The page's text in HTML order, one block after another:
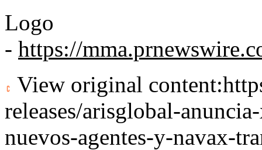
Logo
- https://
View original content:
releases/arisglobal-
nuevos-agentes-y-navax-